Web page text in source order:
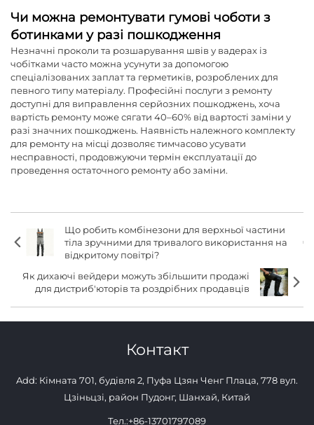
Чи можна ремонтувати гумові чоботи з
ботинками у разі пошкодження
Незначні проколи та розшарування швів у вадерах із
чобітками часто можна усунути за допомогою
спеціалізованих заплат та герметиків, розроблених для
певного типу матеріалу. Професійні послуги з ремонту
доступні для виправлення серйозних пошкоджень, хоча
вартість ремонту може сягати 40–60% від вартості заміни у
разі значних пошкоджень. Наявність належного комплекту
для ремонту на місці дозволяє тимчасово усувати
несправності, продовжуючи термін експлуатації до
проведення остаточного ремонту або заміни.
Що робить комбінезони для верхньої частини
тіла зручними для тривалого використання на
відкритому повітрі?
Як дихаючі вейдери можуть збільшити продажі
для дистриб'юторів та роздрібних продавців
Контакт
Add: Кімната 701, будівля 2, Пуфа Цзян Ченг Плаца, 778 вул.
Цзіньцзі, район Пудонг, Шанхай, Китай
Тел.:+86-13701797089